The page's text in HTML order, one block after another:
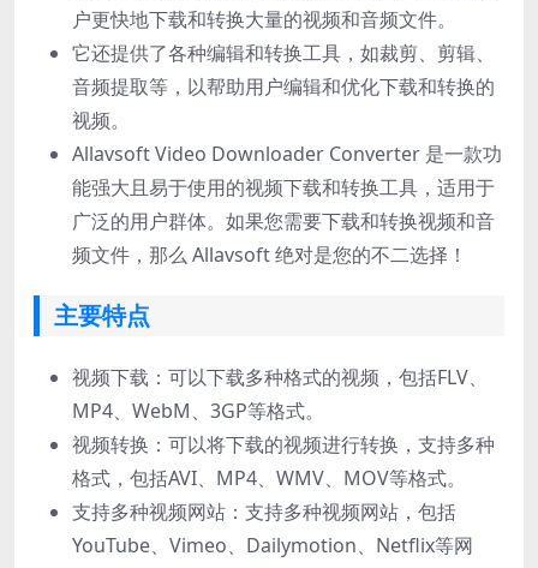
户更快地下载和转换大量的视频和音频文件。
它还提供了各种编辑和转换工具，如裁剪、剪辑、
音频提取等，以帮助用户编辑和优化下载和转换的
视频。
Allavsoft Video Downloader Converter 是一款功
能强大且易于使用的视频下载和转换工具，适用于
广泛的用户群体。如果您需要下载和转换视频和音
频文件，那么 Allavsoft 绝对是您的不二选择！
主要特点
视频下载：可以下载多种格式的视频，包括FLV、
MP4、WebM、3GP等格式。
视频转换：可以将下载的视频进行转换，支持多种
格式，包括AVI、MP4、WMV、MOV等格式。
支持多种视频网站：支持多种视频网站，包括
YouTube、Vimeo、Dailymotion、Netflix等网